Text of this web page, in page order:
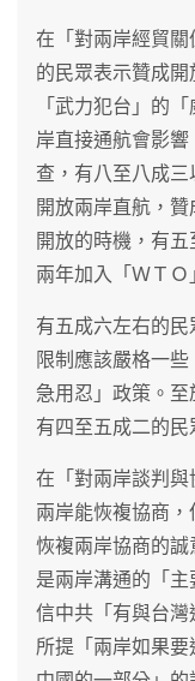
在「對兩岸經貿
的民眾表示贊成
「武力犯台」的
岸直接通航會影
查，有八至八成
開放兩岸直航，
開放的時機，有
兩年加入「ＷＴＯ
有五成六左右的
限制應該嚴格一
急用忍」政策。
有四至五成二的民
在「對兩岸談判
兩岸能恢複協商
恢複兩岸協商的
是兩岸溝通的「
信中共「有與台
所提「兩岸如果